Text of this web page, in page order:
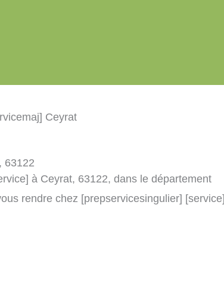
Ceyrat
63122
à Ceyrat, 63122, dans le département
rendre chez [prepservicesingulier] [service]